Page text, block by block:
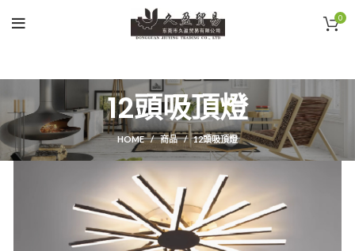
0
12頭吸頂燈
HOME 商品 12頭吸頂燈